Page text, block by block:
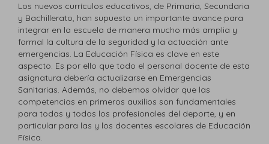
Los nuevos currículos educativos, de Primaria, Secundaria
y Bachillerato, han supuesto un importante avance para
integrar en la escuela de manera mucho más amplia y
formal la cultura de la seguridad y la actuación ante
emergencias. La Educación Física es clave en este
aspecto. Es por ello que todo el personal docente de esta
asignatura debería actualizarse en Emergencias
Sanitarias. Además, no debemos olvidar que las
competencias en primeros auxilios son fundamentales
para todas y todos los profesionales del deporte, y en
particular para las y los docentes escolares de Educación
Física.